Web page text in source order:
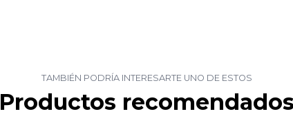
TAMBIÉN PODRÍA INTERESARTE UNO DE ESTOS
Productos recomendados